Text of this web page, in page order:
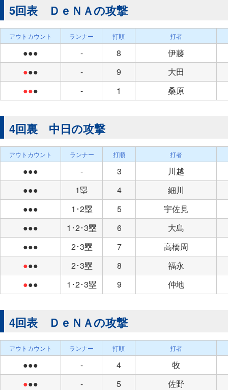
5回表 ＤｅＮＡの攻撃
アウトカウント ランナー 打順 打者
●●● - 8
伊藤
●●● - 9
大田
●●● - 1 桑原
4回裏 中日の攻撃
アウトカウント ランナー 打順 打者
●●● - 3
川越
●●●
1塁 4
細川
●●●
1･2塁 5
宇佐見
●●●
1･2･3塁 6
大島
●●●
2･3塁 7
高橋周
●●● 2･3塁 8
福永
●●● 1･2･3塁 9 仲地
4回表 ＤｅＮＡの攻撃
アウトカウント ランナー 打順 打者
●●● - 4
牧
●●● - 5
佐野